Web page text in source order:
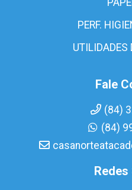
PERF.
UTILIDADES
Fale
(84)
(84)